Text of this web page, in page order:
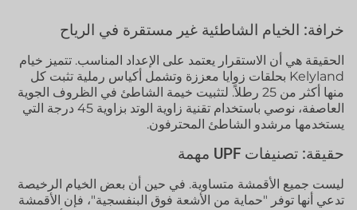
خرافة: الخيام الشاطئية غير مستقرة في الرياح
الحقيقة هي أن الاستقرار يعتمد على الإعداد المناسب. تتميز خيام
Kelyland بحلقات زوايا معززة وتشمل أكياس رملية تثبت كل
منها أكثر من 25 رطلاً. لتثبيت خيمة الشاطئ في الظروف الجوية
العاصفة، نوصي باستخدام تقنية زاوية الوتد بزاوية 45 درجة التي
يستخدمها مرشدو الشاطئ المحترفون.
حقيقة: تصنيفات UPF مهمة
ليست جميع الأقمشة متساوية. في حين أن بعض الخيام الرخيصة
تدعي أنها توفر "حماية من الأشعة فوق البنفسجية"، فإن الأقمشة